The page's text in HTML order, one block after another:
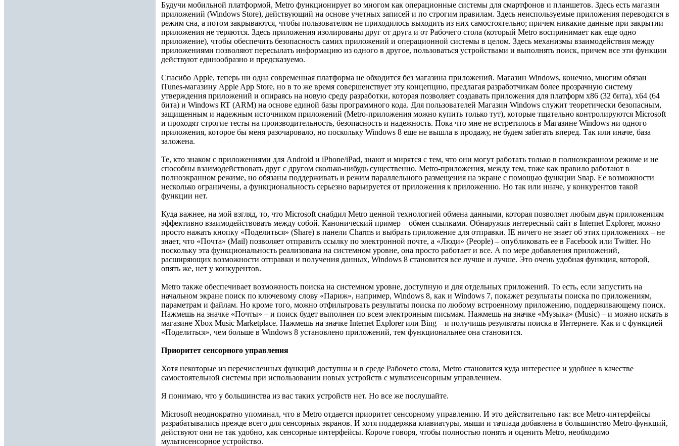
Будучи мобильной платформой, Metro функционирует во многом как операционные системы для смартфонов и планшетов. Здесь есть магазин
приложений (Windows Store), действующий на основе учетных записей и по строгим правилам. Здесь неиспользуемые приложения переводятся в
режим сна, а потом закрываются, чтобы пользователям не приходилось выходить из них самостоятельно; причем никакие данные при закрытии
приложения не теряются. Здесь приложения изолированы друг от друга и от Рабочего стола (который Metro воспринимает как еще одно
приложение), чтобы обеспечить безопасность самих приложений и операционной системы в целом. Здесь механизмы взаимодействия между
приложениями позволяют пересылать информацию из одного в другое, пользоваться устройствами и выполнять поиск, причем все эти функции
действуют единообразно и предсказуемо.
Спасибо Apple, теперь ни одна современная платформа не обходится без магазина приложений. Магазин Windows, конечно, многим обязан
iTunes-магазину Apple App Store, но в то же время совершенствует эту концепцию, предлагая разработчикам более прозрачную систему
утверждения приложений и опираясь на новую среду разработки, которая позволяет создавать приложения для платформ x86 (32 бита), x64 (64
бита) и Windows RT (ARM) на основе единой базы программного кода. Для пользователей Магазин Windows служит теоретически безопасным,
защищенным и надежным источником приложений (Metro-приложения можно купить только тут), которые тщательно контролируются Microsoft
и проходят строгие тесты на производительность, безопасность и надежность. Пока что мне не встретилось в Магазине Windows ни одного
приложения, которое бы меня разочаровало, но поскольку Windows 8 еще не вышла в продажу, не будем забегать вперед. Так или иначе, база
заложена.
Те, кто знаком с приложениями для Android и iPhone/iPad, знают и мирятся с тем, что они могут работать только в полноэкранном режиме и не
способны взаимодействовать друг с другом сколько-нибудь существенно. Metro-приложения, между тем, тоже как правило работают в
полноэкранном режиме, но обязаны поддерживать и режим параллельного размещения на экране с помощью функции Snap. Ее возможности
несколько ограничены, а функциональность серьезно варьируется от приложения к приложению. Но так или иначе, у конкурентов такой
функции нет.
Куда важнее, на мой взгляд, то, что Microsoft снабдил Metro ценной технологией обмена данными, которая позволяет любым двум приложениям
эффективно взаимодействовать между собой. Канонический пример – обмен ссылками. Обнаружив интересный сайт в Internet Explorer, можно
просто нажать кнопку «Поделиться» (Share) в панели Charms и выбрать приложение для отправки. IE ничего не знает об этих приложениях – не
знает, что «Почта» (Mail) позволяет отправить ссылку по электронной почте, а «Люди» (People) – опубликовать ее в Facebook или Twitter. Но
поскольку эта функциональность реализована на системном уровне, она просто работает и все. А по мере добавления приложений,
расширяющих возможности отправки и получения данных, Windows 8 становится все лучше и лучше. Это очень удобная функция, которой,
опять же, нет у конкурентов.
Metro также обеспечивает возможность поиска на системном уровне, доступную и для отдельных приложений. То есть, если запустить на
начальном экране поиск по ключевому слову «Париж», например, Windows 8, как и Windows 7, покажет результаты поиска по приложениям,
параметрам и файлам. Но кроме того, можно отфильтровать результаты поиска по любому встроенному приложению, поддерживающему поиск.
Нажмешь на значке «Почты» – и поиск будет выполнен по всем электронным письмам. Нажмешь на значке «Музыка» (Music) – и можно искать в
магазине Xbox Music Marketplace. Нажмешь на значке Internet Explorer или Bing – и получишь результаты поиска в Интернете. Как и с функцией
«Поделиться», чем больше в Windows 8 установлено приложений, тем функциональнее она становится.
Приоритет сенсорного управления
Хотя некоторые из перечисленных функций доступны и в среде Рабочего стола, Metro становится куда интереснее и удобнее в качестве
самостоятельной системы при использовании новых устройств с мультисенсорным управлением.
Я понимаю, что у большинства из вас таких устройств нет. Но все же послушайте.
Microsoft неоднократно упоминал, что в Metro отдается приоритет сенсорному управлению. И это действительно так: все Metro-интерфейсы
разрабатывались прежде всего для сенсорных экранов. И хотя поддержка клавиатуры, мыши и тачпада добавлена в большинство Metro-функций,
действуют они не так удобно, как сенсорные интерфейсы. Короче говоря, чтобы полностью понять и оценить Metro, необходимо
мультисенсорное устройство.